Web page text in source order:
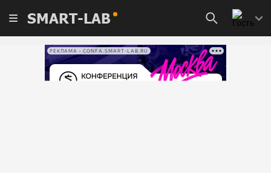
SMART-LAB
РЕКЛАМА • CONFA.SMART-LAB.RU